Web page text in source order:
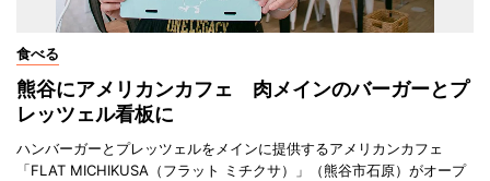
食べる
熊谷にアメリカンカフェ 肉メインのバーガーとプ
レッツェル看板に
ハンバーガーとプレッツェルをメインに提供するアメリカンカフェ
「FLAT MICHIKUSA（フラット ミチクサ）」（熊谷市石原）がオープ